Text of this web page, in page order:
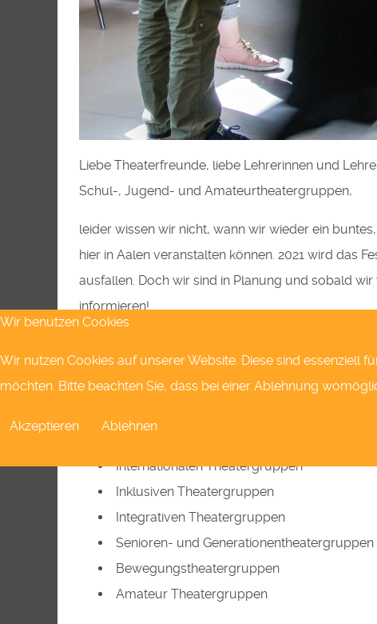
Liebe Theaterfreunde, liebe Lehrerinnen und
Schul-, Jugend- und Amateurtheatergruppen,
leider wissen wir nicht, wann wir wieder ein
hier in Aalen veranstalten können. 2021 wird das
ausfallen. Doch wir sind in Planung und sobald
informieren!
Schultheatergruppen
Internationalen Theatergruppen
Inklusiven Theatergruppen
Integrativen Theatergruppen
Senioren- und Generationentheatergruppen
Bewegungstheatergruppen
Amateur Theatergruppen
Wir benutzen Cookies
Wir nutzen Cookies auf unserer Website. Diese sind essenziell
möchten. Bitte beachten Sie, dass bei einer Ablehnung
Akzeptieren
Ablehnen